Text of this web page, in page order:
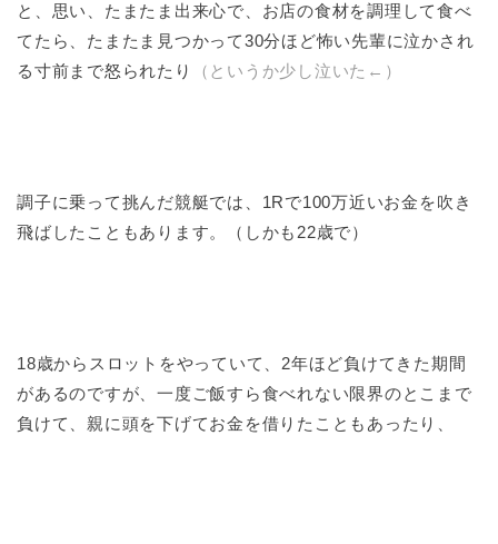
と、思い、たまたま出来心で、お店の食材を調理して食べ
てたら、たまたま見つかって30分ほど怖い先輩に泣かされ
る寸前まで怒られたり
（というか少し泣いた←）
調子に乗って挑んだ競艇では、1Rで100万近いお金を吹き
飛ばしたこともあります。（しかも22歳で）
18歳からスロットをやっていて、2年ほど負けてきた期間
があるのですが、一度ご飯すら食べれない限界のとこまで
負けて、親に頭を下げてお金を借りたこともあったり、